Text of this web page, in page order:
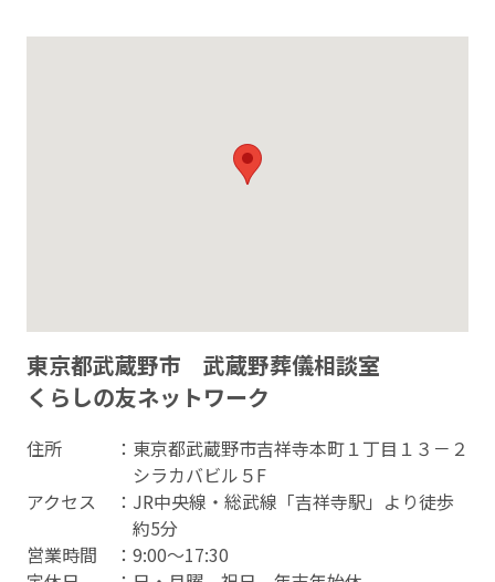
東京都武蔵野市 武蔵野葬儀相談室
くらしの友ネットワーク
住所
：東京都武蔵野市吉祥寺本町１丁目１３－２
シラカバビル５F
アクセス
：JR中央線・総武線「吉祥寺駅」より徒歩
約5分
営業時間
：9:00〜17:30